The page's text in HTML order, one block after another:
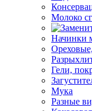
Молоко
Начинки
Гели,
Мука
Разные